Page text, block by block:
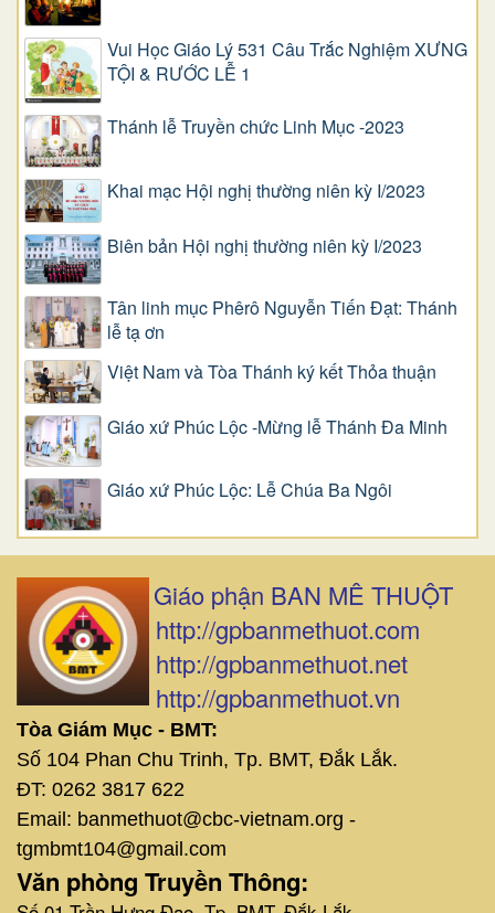
Vui Học Giáo Lý 531 Câu Trắc Nghiệm XƯNG
TỘI & RƯỚC LỄ 1
Thánh lễ Truyền chức Linh Mục -2023
Khai mạc Hội nghị thường niên kỳ I/2023
Biên bản Hội nghị thường niên kỳ I/2023
Tân linh mục Phêrô Nguyễn Tiến Đạt: Thánh
lễ tạ ơn
Việt Nam và Tòa Thánh ký kết Thỏa thuận
Giáo xứ Phúc Lộc -Mừng lễ Thánh Đa Minh
Giáo xứ Phúc Lộc: Lễ Chúa Ba Ngôi
Giáo phận BAN MÊ THUỘT
http://gpbanmethuot.com
http://gpbanmethuot.net
http://gpbanmethuot.vn
Tòa Giám Mục - BMT:
Số 104 Phan Chu Trinh, Tp. BMT, Đắk Lắk.
ĐT: 0262 3817 622
Email: banmethuot@cbc-vietnam.org -
tgmbmt104@gmail.com
Văn phòng Truyền Thông: